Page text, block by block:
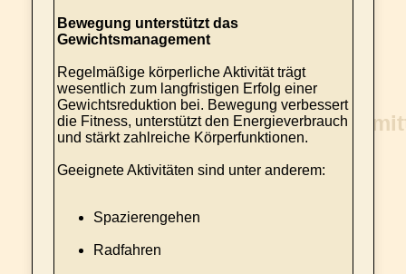
Bewegung unterstützt das
Gewichtsmanagement
Regelmäßige körperliche Aktivität trägt
wesentlich zum langfristigen Erfolg einer
Gewichtsreduktion bei. Bewegung verbessert
die Fitness, unterstützt den Energieverbrauch
und stärkt zahlreiche Körperfunktionen.
Geeignete Aktivitäten sind unter anderem:
Spazierengehen
Radfahren